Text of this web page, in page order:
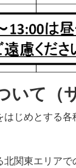
て（
はじめとする各
北関東エリアで